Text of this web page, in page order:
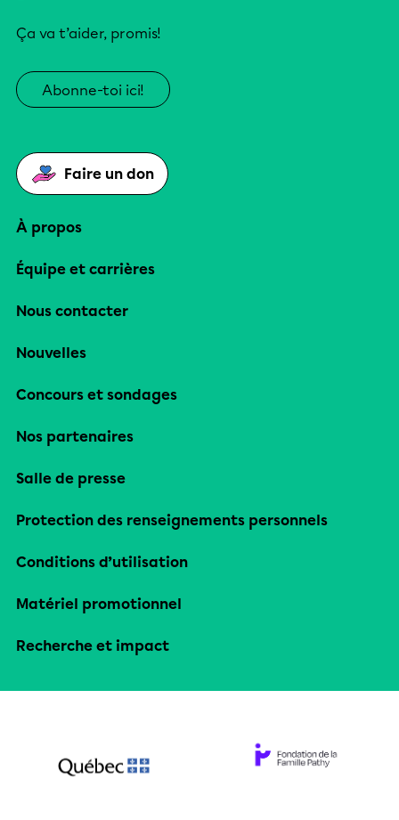
Ça va t’aider, promis!
Abonne-toi ici!
Faire un don
À propos
Équipe et carrières
Nous contacter
Nouvelles
Concours et sondages
Nos partenaires
Salle de presse
Protection des renseignements personnels
Conditions d’utilisation
Matériel promotionnel
Recherche et impact